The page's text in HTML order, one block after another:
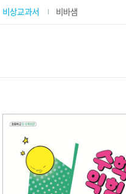
비상교과서 비바샘